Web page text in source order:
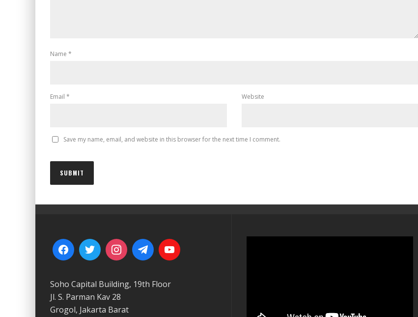
Name *
Email * Website
Save my name, email, and website in this browser for the next time I comment.
Soho Capital Building, 19th Floor
Jl. S. Parman Kav 28
Grogol, Jakarta Barat